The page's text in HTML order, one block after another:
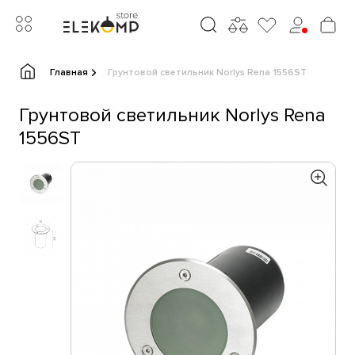
Главная Грунтовой светильник Norlys Rena 1556ST
Грунтовой светильник Norlys Rena
1556ST